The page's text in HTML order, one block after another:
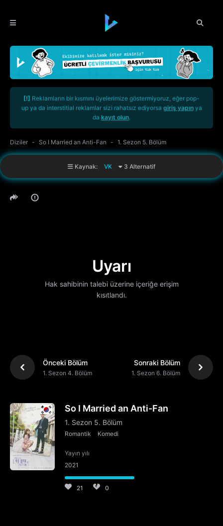
[!] Reklamların bir kısmını üyelerimize göstermiyoruz, eğer pop-
up ya da interstitial reklamlar sizi rahatsız ediyorsa giriş yapınya
da kayıt olun.
Diziler So I Married an Anti-Fan 1. Sezon 5. Bölüm
Kaynak: VK 3 Alternatif
Uyarı
Hak sahibinin talebi üzerine içeriğe erişim
kısıtlandı.
Önceki Bölüm
1. Sezon 4. Bölüm
Sonraki Bölüm
1. Sezon 6. Bölüm
So I Married an Anti-Fan
1. Sezon 5. Bölüm
Romantik Komedi
Yayın yılı
2021
21 0